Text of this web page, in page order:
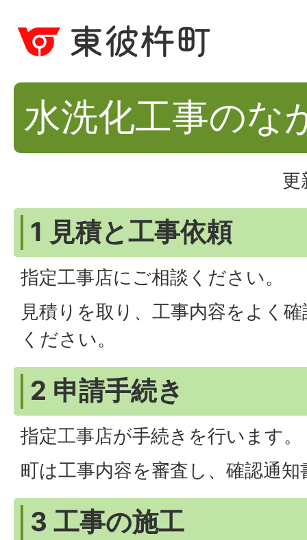
水洗化工事のな
更
1 見積と工事依頼
指定工事店にご相談ください。
見積りを取り、工事内容をよく
ください。
2 申請手続き
指定工事店が手続きを行います。
町は工事内容を審査し、確認通
3 工事の施工